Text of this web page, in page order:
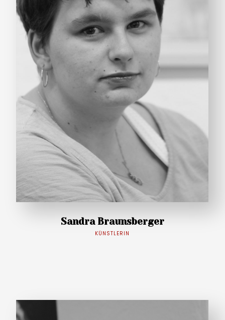
Sandra Braunsberger
KÜNSTLERIN